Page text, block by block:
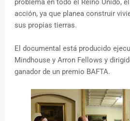
problema en todo el Reino Unido,
acción, ya que planea construir
sus propias tierras.
El documental está producido
Mindhouse y Arron Fellows y
ganador de un premio BAFTA.